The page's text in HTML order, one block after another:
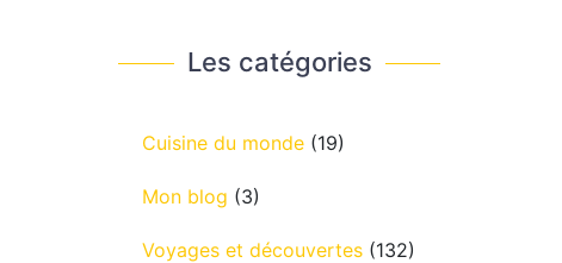
Les catégories
Cuisine du monde (19)
Mon blog (3)
Voyages et découvertes (132)